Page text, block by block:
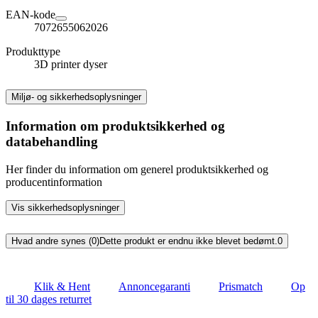
EAN-kode
7072655062026
Produkttype
3D printer dyser
Miljø- og sikkerhedsoplysninger
Information om produktsikkerhed og
databehandling
Her finder du information om generel produktsikkerhed og
producentinformation
Vis sikkerhedsoplysninger
Hvad andre synes (0)Dette produkt er endnu ikke blevet bedømt. 0
Klik & Hent Annoncegaranti Prismatch
Op
til 30 dages returret